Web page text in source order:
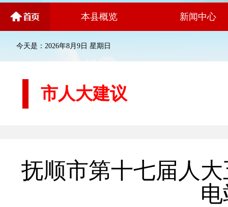
本县概览 新闻中心
今天是：2026年8月9日 星期日
市人大建议
抚顺市第十七届人